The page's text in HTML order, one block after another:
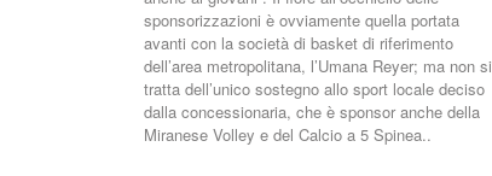
sponsorizzazioni è ovviamente quella portata
avanti con la società di basket di riferimento
dell’area metropolitana, l’Umana Reyer; ma non si
tratta dell’unico sostegno allo sport locale deciso
dalla concessionaria, che è sponsor anche della
Miranese Volley e del Calcio a 5 Spinea..